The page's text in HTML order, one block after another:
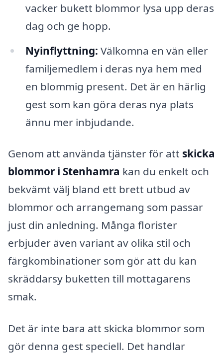
vacker bukett blommor lysa upp deras
dag och ge hopp.
Nyinflyttning: Välkomna en vän eller
familjemedlem i deras nya hem med
en blommig present. Det är en härlig
gest som kan göra deras nya plats
ännu mer inbjudande.
Genom att använda tjänster för att skicka
blommor i Stenhamra kan du enkelt och
bekvämt välj bland ett brett utbud av
blommor och arrangemang som passar
just din anledning. Många florister
erbjuder även variant av olika stil och
färgkombinationer som gör att du kan
skräddarsy buketten till mottagarens
smak.
Det är inte bara att skicka blommor som
gör denna gest speciell. Det handlar